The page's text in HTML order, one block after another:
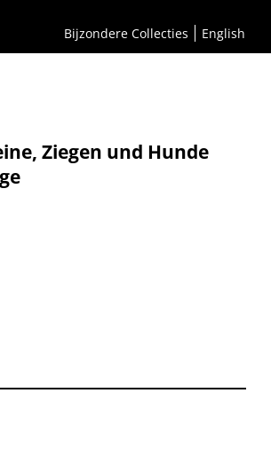
Bijzondere Collecties English
Ziegen und Hunde